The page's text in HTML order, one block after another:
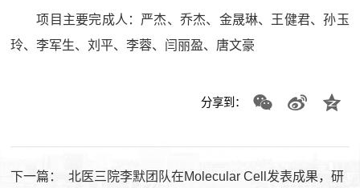
项目主要完成人：严杰、乔杰、金晟琳、王健君、孙玉
玲、李军生、刘平、李蓉、闫丽盈、唐文豪
分享到：
下一篇：
北医三院李默团队在Molecular Cell发表成果，研